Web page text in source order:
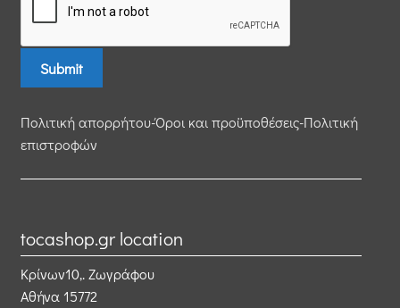
Πολιτική απορρήτου-Όροι και προϋποθέσεις-Πολιτική
επιστροφών
tocashop.gr location
Κρίνων10,. Ζωγράφου
Αθήνα 15772